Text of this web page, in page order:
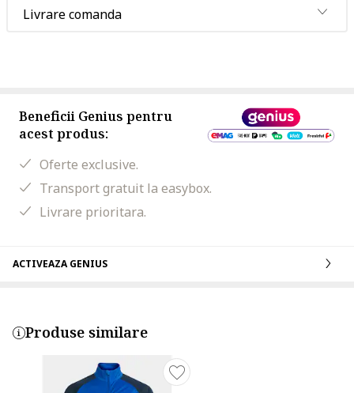
Livrare comanda
Beneficii Genius pentru
acest produs:
Oferte exclusive.
Transport gratuit la easybox.
Livrare prioritara.
ACTIVEAZA GENIUS
Produse similare